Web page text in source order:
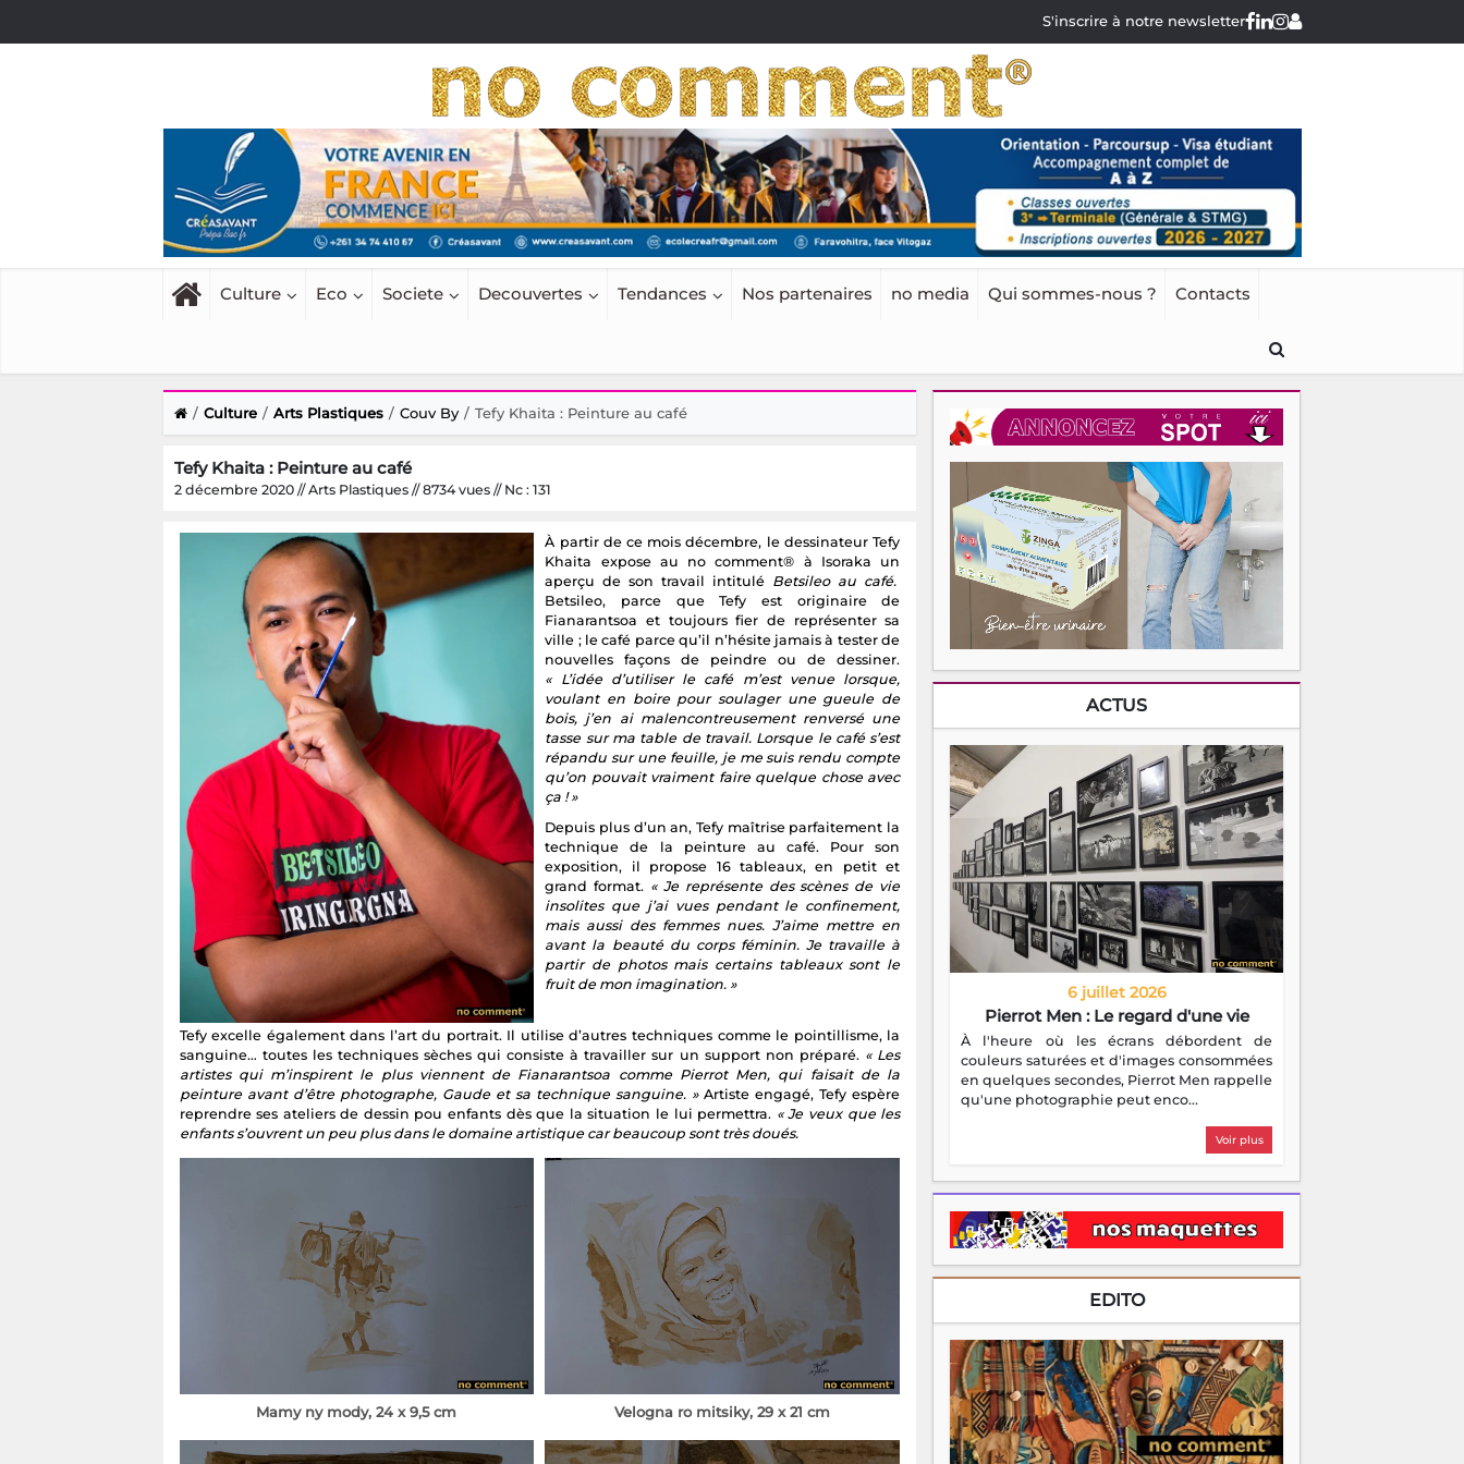
S'inscrire à notre newsletter
Culture Eco Societe Decouvertes Tendances Nos partenaires no media Qui sommes-nous ? Contacts
Culture Arts Plastiques Couv By Tefy Khaita : Peinture au café
Tefy Khaita : Peinture au café
2 décembre 2020 // Arts Plastiques // 8734 vues // Nc : 131
À partir de ce mois décembre, le dessinateur Tefy
Khaita expose au no comment® à Isoraka un
aperçu de son travail intitulé Betsileo au café.
Betsileo, parce que Tefy est originaire de
Fianarantsoa et toujours fier de représenter sa
ville ; le café parce qu’il n’hésite jamais à tester de
nouvelles façons de peindre ou de dessiner.
« L’idée d’utiliser le café m’est venue lorsque,
voulant en boire pour soulager une gueule de
bois, j’en ai malencontreusement renversé une
tasse sur ma table de travail. Lorsque le café s’est
répandu sur une feuille, je me suis rendu compte
qu’on pouvait vraiment faire quelque chose avec
ça ! »
Depuis plus d’un an, Tefy maîtrise parfaitement la
technique de la peinture au café. Pour son
exposition, il propose 16 tableaux, en petit et
grand format. « Je représente des scènes de vie
insolites que j’ai vues pendant le confinement,
mais aussi des femmes nues. J’aime mettre en
avant la beauté du corps féminin. Je travaille à
partir de photos mais certains tableaux sont le
fruit de mon imagination. »
Tefy excelle également dans l’art du portrait. Il utilise d’autres techniques comme le pointillisme, la
sanguine… toutes les techniques sèches qui consiste à travailler sur un support non préparé. « Les
artistes qui m’inspirent le plus viennent de Fianarantsoa comme Pierrot Men, qui faisait de la
peinture avant d’être photographe, Gaude et sa technique sanguine. »Artiste engagé, Tefy espère
reprendre ses ateliers de dessin pou enfants dès que la situation le lui permettra. « Je veux que les
enfants s’ouvrent un peu plus dans le domaine artistique car beaucoup sont très doués.
Mamy ny mody, 24 x 9,5 cm Velogna ro mitsiky, 29 x 21 cm
ACTUS
6 juillet 2026
Pierrot Men : Le regard d'une vie
À l'heure où les écrans débordent de
couleurs saturées et d'images consommées
en quelques secondes, Pierrot Men rappelle
qu'une photographie peut enco...
Voir plus
EDITO